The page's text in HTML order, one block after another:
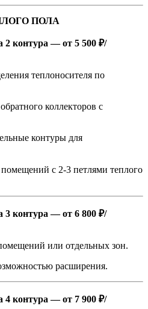
ПОЛА
2 контура — от 5 500 ₽/
теплоносителя по
коллекторов с
контуры для
с 2-3 петлями теплого
3 контура — от 6 800 ₽/
или отдельных зон.
расширения.
4 контура — от 7 900 ₽/